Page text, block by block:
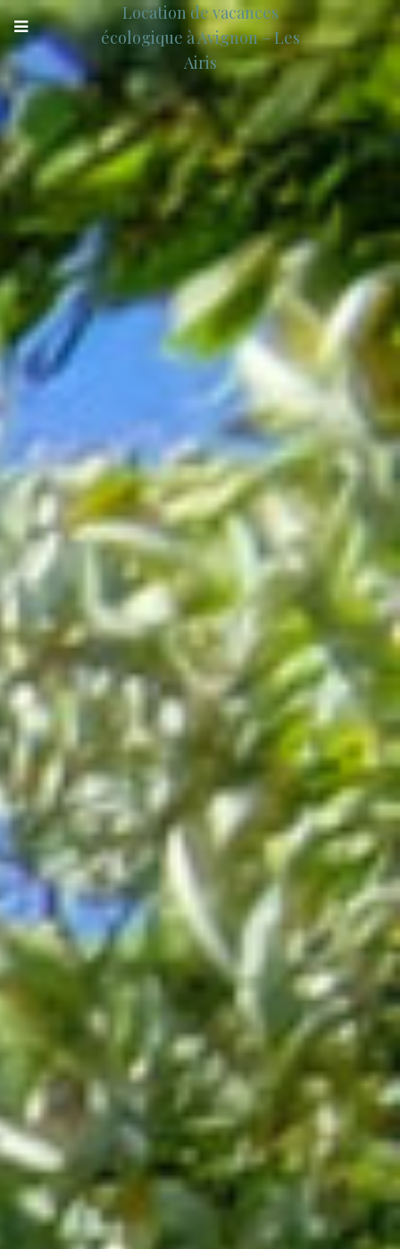
Location de vacances
écologique à Avignon – Les
Airis